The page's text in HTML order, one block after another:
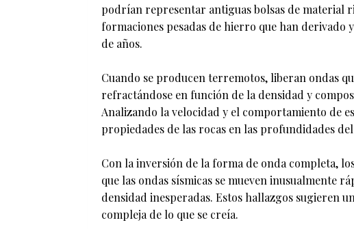
podrían representar antiguas bolsas de material
formaciones pesadas de hierro que han derivado
de años.
Cuando se producen terremotos, liberan ondas
refractándose en función de la densidad y
Analizando la velocidad y el comportamiento de
propiedades de las rocas en las profundidades
Con la inversión de la forma de onda completa,
que las ondas sísmicas se mueven inusualmente
densidad inesperadas. Estos hallazgos sugieren
compleja de lo que se creía.